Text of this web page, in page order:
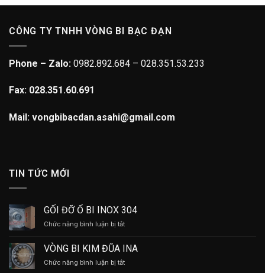
CÔNG TY TNHH VÒNG BI BẠC ĐẠN
Phone – Zalo: 0982.892.684 – 028.351.53.233
Fax: 028.351.60.691
Mail: vongbibacdan.asahi@gmail.com
TIN TỨC MỚI
GỐI ĐỠ Ổ BI INOX 304
Chức năng bình luận bị tắtở
ĐỠ
Ổ
BI
VÒNG BI KIM ĐŨA INA
Chức năng bình luận bị tắtở